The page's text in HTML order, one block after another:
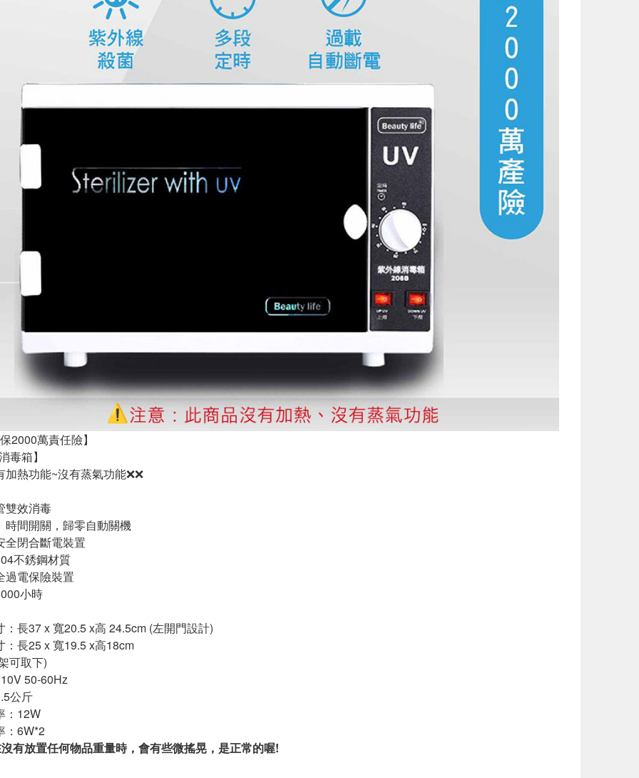
2000萬責任險】
毒箱】
加熱功能~沒有蒸氣功能❌❌
雙效消毒
時間開關，歸零自動關機
全閉合斷電裝置
不銹鋼材質
過電保險裝置
小時
：長37 x 寬20.5 x高 24.5cm (左開門設計)
：長25 x 寬19.5 x高18cm
可取下)
50-60Hz
公斤
：12W
：6W*2
有放置任何物品重量時，會有些微搖晃，是正常的喔!